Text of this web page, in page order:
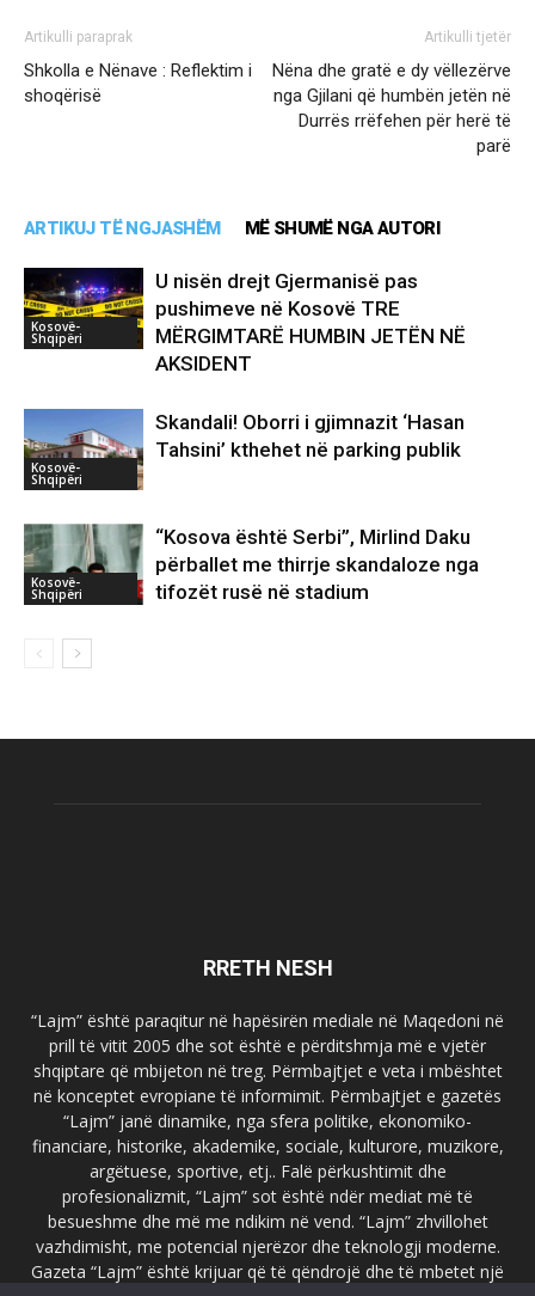
Artikulli paraprak
Shkolla e Nënave : Reflektim i
shoqërisë
Artikulli tjetër
Nëna dhe gratë e dy vëllezërve
nga Gjilani që humbën jetën në
Durrës rrëfehen për herë të
parë
ARTIKUJ TË NGJASHËM MË SHUMË NGA AUTORI
Kosovë-
Shqipëri
U nisën drejt Gjermanisë pas
pushimeve në Kosovë TRE
MËRGIMTARË HUMBIN JETËN NË
AKSIDENT
Kosovë-
Shqipëri
Skandali! Oborri i gjimnazit ‘Hasan
Tahsini’ kthehet në parking publik
Kosovë-
Shqipëri
“Kosova është Serbi”, Mirlind Daku
përballet me thirrje skandaloze nga
tifozët rusë në stadium
RRETH NESH
“Lajm” është paraqitur në hapësirën mediale në Maqedoni në
prill të vitit 2005 dhe sot është e përditshmja më e vjetër
shqiptare që mbijeton në treg. Përmbajtjet e veta i mbështet
në konceptet evropiane të informimit. Përmbajtjet e gazetës
“Lajm” janë dinamike, nga sfera politike, ekonomiko-
financiare, historike, akademike, sociale, kulturore, muzikore,
argëtuese, sportive, etj.. Falë përkushtimit dhe
profesionalizmit, “Lajm” sot është ndër mediat më të
besueshme dhe më me ndikim në vend. “Lajm” zhvillohet
vazhdimisht, me potencial njerëzor dhe teknologji moderne.
Gazeta “Lajm” është krijuar që të qëndrojë dhe të mbetet një